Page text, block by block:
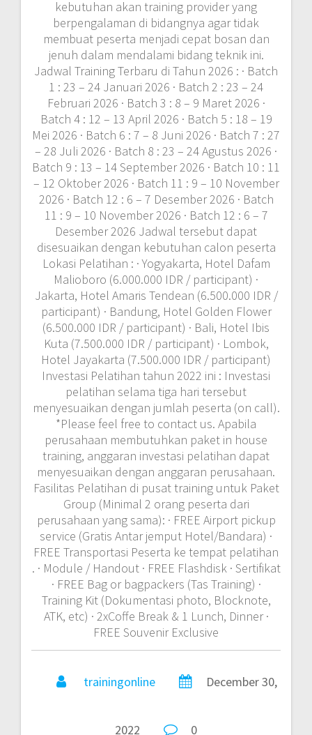
kebutuhan akan training provider yang
berpengalaman di bidangnya agar tidak
membuat peserta menjadi cepat bosan dan
jenuh dalam mendalami bidang teknik ini.
Jadwal Training Terbaru di Tahun 2026 : · Batch
1 : 23 – 24 Januari 2026 · Batch 2 : 23 – 24
Februari 2026 · Batch 3 : 8 – 9 Maret 2026 ·
Batch 4 : 12 – 13 April 2026 · Batch 5 : 18 – 19
Mei 2026 · Batch 6 : 7 – 8 Juni 2026 · Batch 7 : 27
– 28 Juli 2026 · Batch 8 : 23 – 24 Agustus 2026 ·
Batch 9 : 13 – 14 September 2026 · Batch 10 : 11
– 12 Oktober 2026 · Batch 11 : 9 – 10 November
2026 · Batch 12 : 6 – 7 Desember 2026 · Batch
11 : 9 – 10 November 2026 · Batch 12 : 6 – 7
Desember 2026 Jadwal tersebut dapat
disesuaikan dengan kebutuhan calon peserta
Lokasi Pelatihan : · Yogyakarta, Hotel Dafam
Malioboro (6.000.000 IDR / participant) ·
Jakarta, Hotel Amaris Tendean (6.500.000 IDR /
participant) · Bandung, Hotel Golden Flower
(6.500.000 IDR / participant) · Bali, Hotel Ibis
Kuta (7.500.000 IDR / participant) · Lombok,
Hotel Jayakarta (7.500.000 IDR / participant)
Investasi Pelatihan tahun 2022 ini : Investasi
pelatihan selama tiga hari tersebut
menyesuaikan dengan jumlah peserta (on call).
*Please feel free to contact us. Apabila
perusahaan membutuhkan paket in house
training, anggaran investasi pelatihan dapat
menyesuaikan dengan anggaran perusahaan.
Fasilitas Pelatihan di pusat training untuk Paket
Group (Minimal 2 orang peserta dari
perusahaan yang sama): · FREE Airport pickup
service (Gratis Antar jemput Hotel/Bandara) ·
FREE Transportasi Peserta ke tempat pelatihan
. · Module / Handout · FREE Flashdisk · Sertifikat
· FREE Bag or bagpackers (Tas Training) ·
Training Kit (Dokumentasi photo, Blocknote,
ATK, etc) · 2xCoffe Break & 1 Lunch, Dinner ·
FREE Souvenir Exclusive
trainingonline December 30,
2022 0